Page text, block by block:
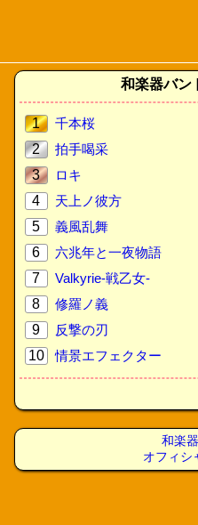
和楽器バン
1
千本桜
2
拍手喝采
3
ロキ
4
天上ノ彼方
5
義風乱舞
6
六兆年と一夜物語
7
Valkyrie-戦乙女-
8
修羅ノ義
9
反撃の刃
10
情景エフェクター
和楽
オフィシ